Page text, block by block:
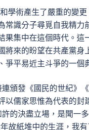
學術產生了嚴重的變
常識分子尋覓自我精
果集中在這個時代。
將來的盼望在共產黨
爭平易近主斗爭的一個
頒發《國民的世紀
儒家思惟為代表的封
許的決盡立場，是聞
故紙堆中的生涯，我